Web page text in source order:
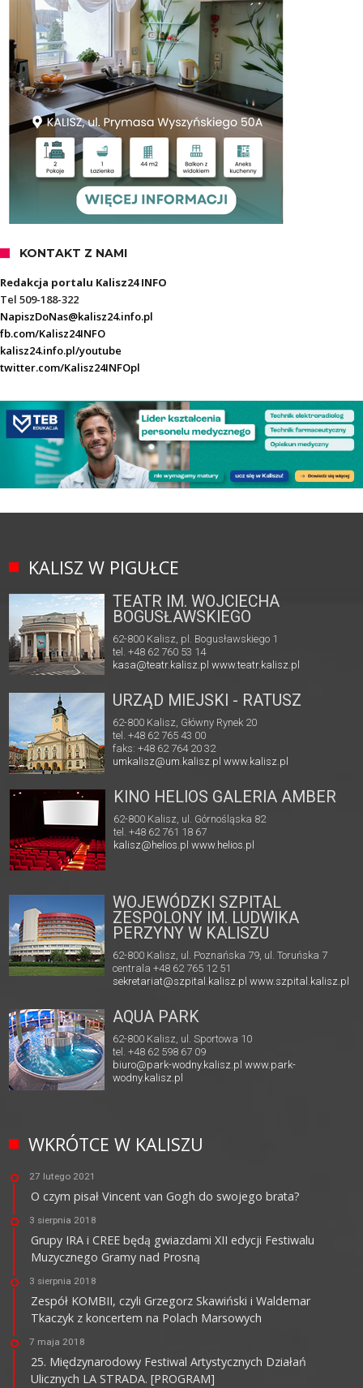
KONTAKT Z NAMI
Redakcja portalu Kalisz24 INFO
Tel 509-188-322
NapiszDoNas@kalisz24.info.pl
fb.com/Kalisz24INFO
kalisz24.info.pl/youtube
twitter.com/Kalisz24INFOpl
KALISZ W PIGUŁCE
TEATR IM. WOJCIECHA
BOGUSŁAWSKIEGO
62-800 Kalisz, pl. Bogusławskiego 1
tel. +48 62 760 53 14
kasa@teatr.kalisz.pl www.teatr.kalisz.pl
URZĄD MIEJSKI - RATUSZ
62-800 Kalisz, Główny Rynek 20
tel. +48 62 765 43 00
faks: +48 62 764 20 32
umkalisz@um.kalisz.plwww.kalisz.pl
KINO HELIOS GALERIA AMBER
62-800 Kalisz, ul. Górnośląska 82
tel. +48 62 761 18 67
kalisz@helios.pl www.helios.pl
WOJEWÓDZKI SZPITAL
ZESPOLONY IM. LUDWIKA
PERZYNY W KALISZU
62-800 Kalisz, ul. Poznańska 79, ul. Toruńska 7
centrala +48 62 765 12 51
sekretariat@szpital.kalisz.pl www.szpital.kalisz.pl
AQUA PARK
62-800 Kalisz, ul. Sportowa 10
tel. +48 62 598 67 09
biuro@park-wodny.kalisz.pl www.park-
wodny.kalisz.pl
WKRÓTCE W KALISZU
27 lutego 2021
O czym pisał Vincent van Gogh do swojego brata?
3 sierpnia 2018
Grupy IRA i CREE będą gwiazdami XII edycji Festiwalu
Muzycznego Gramy nad Prosną
3 sierpnia 2018
Zespół KOMBII, czyli Grzegorz Skawiński i Waldemar
Tkaczyk z koncertem na Polach Marsowych
7 maja 2018
25. Międzynarodowy Festiwal Artystycznych Działań
Ulicznych LA STRADA. [PROGRAM]